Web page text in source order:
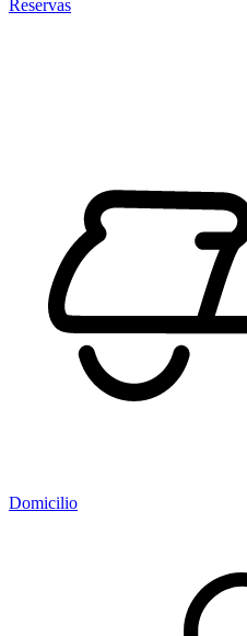
Reservas
Domicilio